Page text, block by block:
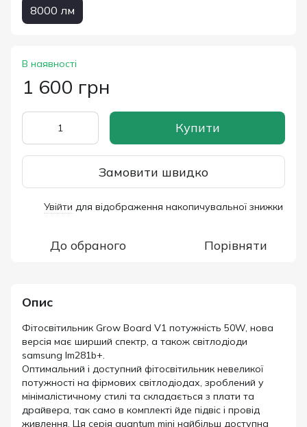
8000 лм
В наявності
1 600 грн
Купити
Замовити швидко
Увійти для відображення накопичувальної знижки
До обраного Порівняти
Опис
Фітосвітильник Grow Board V1 потужність 50W, нова
версія має ширший спектр, а також світлодіоди
samsung lm281b+.
Оптимальний і доступний фітосвітильник невеликої
потужності на фірмових світлодіодах, зроблений у
мінімалістичному стилі та складається з плати та
драйвера, так само в комплекті йде підвіс і провід
живлення. Ця серія quantum mini найбільш доступна